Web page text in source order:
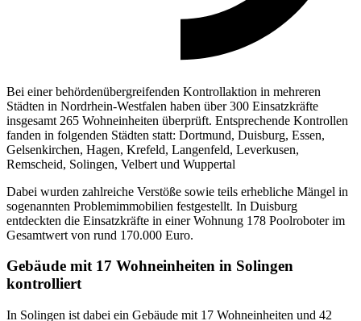
Bei einer behördenübergreifenden Kontrollaktion in mehreren
Städten in Nordrhein-Westfalen haben über 300 Einsatzkräfte
insgesamt 265 Wohneinheiten überprüft. Entsprechende Kontrollen
fanden in folgenden Städten statt: Dortmund, Duisburg, Essen,
Gelsenkirchen, Hagen, Krefeld, Langenfeld, Leverkusen,
Remscheid, Solingen, Velbert und Wuppertal
Dabei wurden zahlreiche Verstöße sowie teils erhebliche Mängel in
sogenannten Problemimmobilien festgestellt. In Duisburg
entdeckten die Einsatzkräfte in einer Wohnung 178 Poolroboter im
Gesamtwert von rund 170.000 Euro.
Gebäude mit 17 Wohneinheiten in Solingen
kontrolliert
In Solingen ist dabei ein Gebäude mit 17 Wohneinheiten und 42